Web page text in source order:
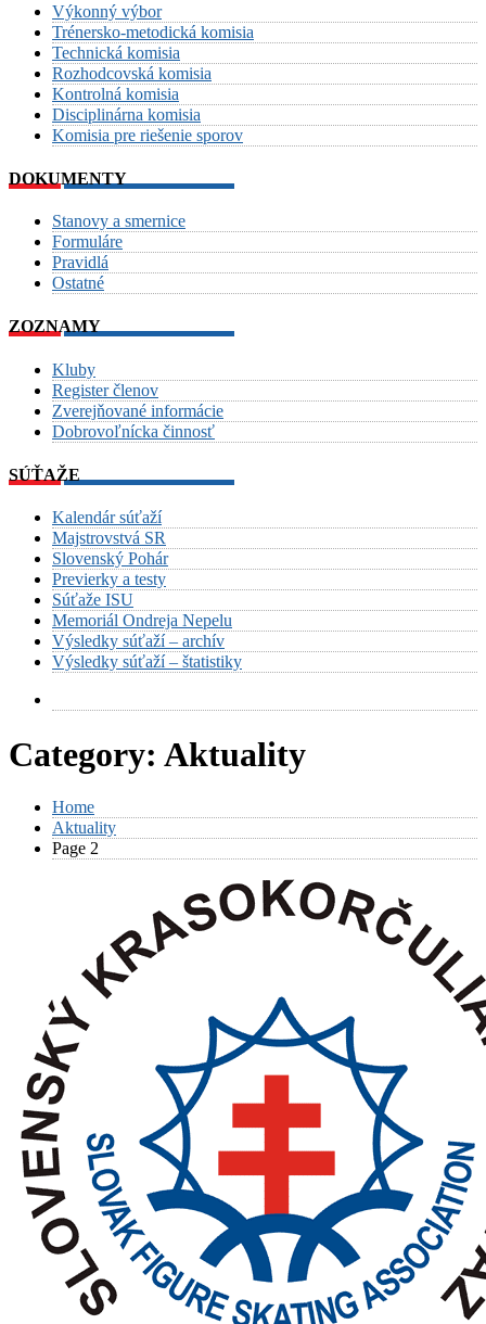
Výkonný výbor
Trénersko-metodická komisia
Technická komisia
Rozhodcovská komisia
Kontrolná komisia
Disciplinárna komisia
Komisia pre riešenie sporov
DOKUMENTY
Stanovy a smernice
Formuláre
Pravidlá
Ostatné
ZOZNAMY
Kluby
Register členov
Zverejňované informácie
Dobrovoľnícka činnosť
SÚŤAŽE
Kalendár súťaží
Majstrovstvá SR
Slovenský Pohár
Previerky a testy
Súťaže ISU
Memoriál Ondreja Nepelu
Výsledky súťaží – archív
Výsledky súťaží – štatistiky
Category: Aktuality
Home
Aktuality
Page 2